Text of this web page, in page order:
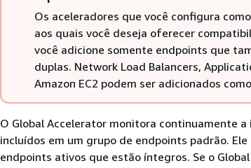
Os aceleradores que você configura
aos quais você deseja oferecer
você adicione somente endpoints que
duplas. Network Load Balancers,
Amazon EC2 podem ser adicionados
O Global Accelerator monitora continuamente
incluídos em um grupo de endpoints padrão.
endpoints ativos que estão íntegros. Se o